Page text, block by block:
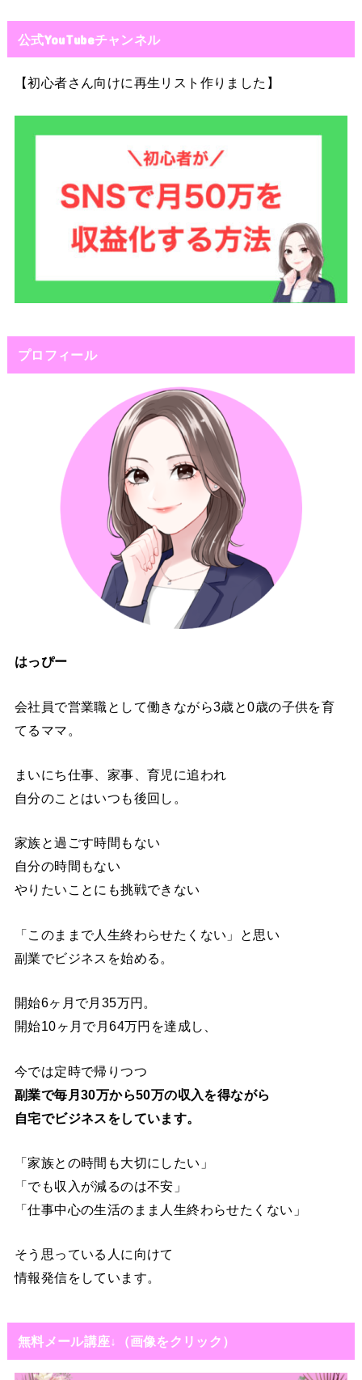
公式YouTubeチャンネル
【初心者さん向けに再生リスト作りました】
プロフィール
はっぴー
会社員で営業職として働きながら3歳と0歳の子供を育
てるママ。
まいにち仕事、家事、育児に追われ
自分のことはいつも後回し。
家族と過ごす時間もない
自分の時間もない
やりたいことにも挑戦できない
「このままで人生終わらせたくない」と思い
副業でビジネスを始める。
開始6ヶ月で月35万円。
開始10ヶ月で月64万円を達成し、
今では定時で帰りつつ
副業で毎月30万から50万の収入を得ながら
自宅でビジネスをしています。
「家族との時間も大切にしたい」
「でも収入が減るのは不安」
「仕事中心の生活のまま人生終わらせたくない」
そう思っている人に向けて
情報発信をしています。
無料メール講座↓（画像をクリック）